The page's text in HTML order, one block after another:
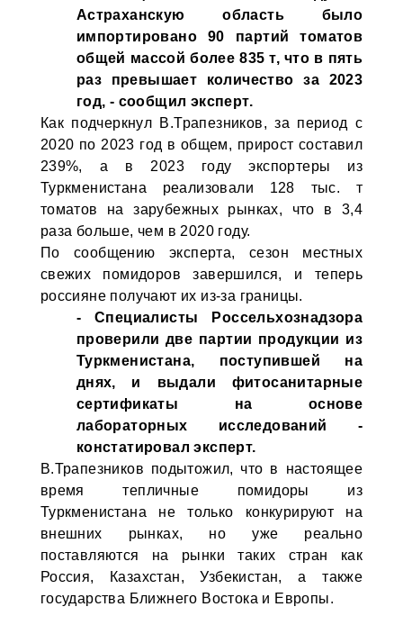
Астраханскую область было
импортировано 90 партий томатов
общей массой более 835 т, что в пять
раз превышает количество за 2023
год, - сообщил эксперт.
Как подчеркнул В.Трапезников, за период с
2020 по 2023 год в общем, прирост составил
239%, а в 2023 году экспортеры из
Туркменистана реализовали 128 тыс. т
томатов на зарубежных рынках, что в 3,4
раза больше, чем в 2020 году.
По сообщению эксперта, сезон местных
свежих помидоров завершился, и теперь
россияне получают их из-за границы.
- Специалисты Россельхознадзора
проверили две партии продукции из
Туркменистана, поступившей на
днях, и выдали фитосанитарные
сертификаты на основе
лабораторных исследований -
констатировал эксперт.
В.Трапезников подытожил, что в настоящее
время тепличные помидоры из
Туркменистана не только конкурируют на
внешних рынках, но уже реально
поставляются на рынки таких стран как
Россия, Казахстан, Узбекистан, а также
государства Ближнего Востока и Европы.